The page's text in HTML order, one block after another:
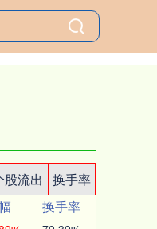
股流出
换手率
换手率